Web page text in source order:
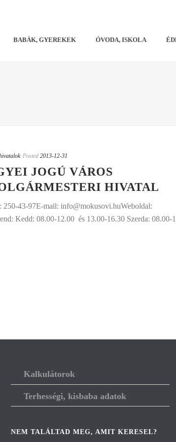
BABÁK, GYEREKEK ÓVODA, ISKOLA
Posted 2013-12-31
JOGÚ VÁROS
HIVATAL
43-97E-mail: info@mokusovi.huWeboldal:
Kedd: 08.00-12.00 és 13.00-16.30 Szerda: 08.00-
Kalkulátorok
Terhességi, kisbaba adatok
NEM TALÁLTAD MEG, AMIT KERESEL?